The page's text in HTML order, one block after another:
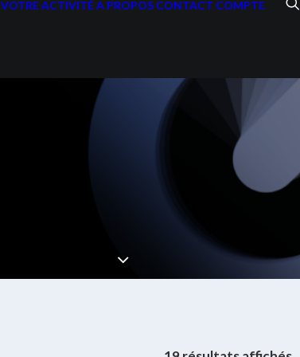
VOTRE ACTIVITÉA PROPOS CONTACT COMPTE